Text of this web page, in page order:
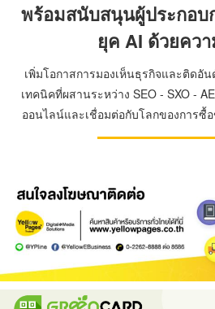
พร้อมสนับสนุนผู้ประกอบ
ยุค AI ด้วยคว
เพิ่มโอกาสการมองเห็นธุรกิจและติดอั
เทคนิคที่ผสานระหว่าง SEO - SXO -
ออนไลน์และเชื่อมต่อกับโลกของการซื้